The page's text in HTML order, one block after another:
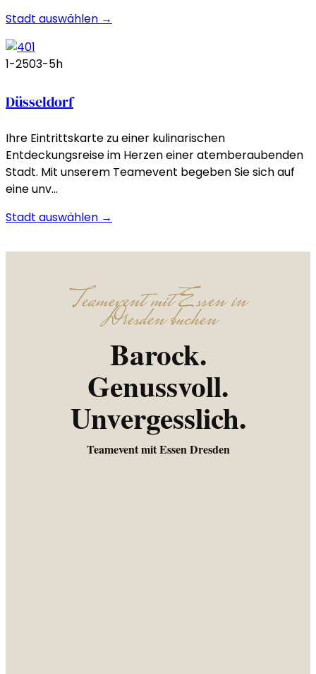
Stadt auswählen →
1-2503-5h
Düsseldorf
Ihre Eintrittskarte zu einer kulinarischen
Entdeckungsreise im Herzen einer atemberaubenden
Stadt. Mit unserem Teamevent begeben Sie sich auf
eine unv…
Stadt auswählen →
Teamevent mit Essen in
Dresden buchen
Barock.
Genussvoll.
Unvergesslich.
Teamevent mit Essen Dresden